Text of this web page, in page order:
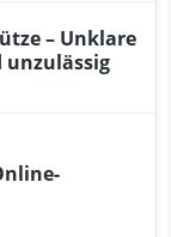
– Unklare
unzulässig